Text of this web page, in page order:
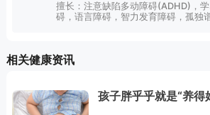
擅长：注意缺陷多动障碍(ADHD)，
碍，语言障碍，智力发育障碍，孤独
相关健康资讯
孩子胖乎乎就是“养得